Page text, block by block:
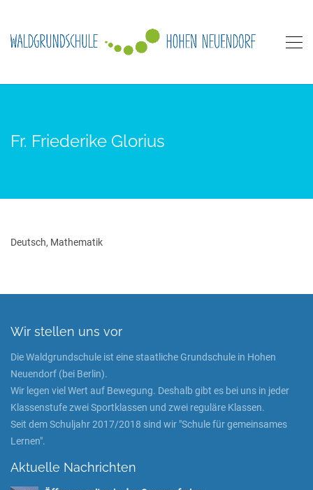
Fr. Friederike Glorius
Deutsch, Mathematik
Wir stellen uns vor
Die Waldgrundschule ist eine staatliche Grundschule in Hohen
Neuendorf (bei Berlin).
Wir legen viel Wert auf Bewegung. Deshalb gibt es bei uns in jeder
Klassenstufe zwei Sportklassen und zwei reguläre Klassen.
Seit dem Schuljahr 2017/2018 sind wir "Schule für gemeinsames
Lernen".
Aktuelle Nachrichten